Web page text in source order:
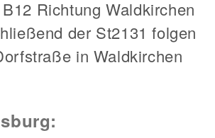
Richtung Waldkirchen
der St2131 folgen
in Waldkirchen